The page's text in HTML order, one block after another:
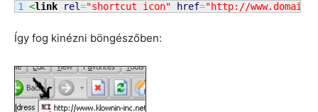
<link rel="shortcut icon" href="http://
Így fog kinézni böngészőben: